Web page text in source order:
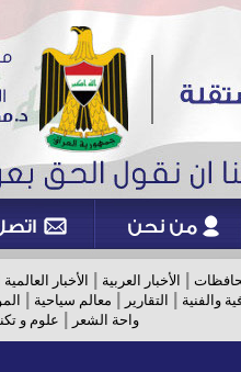
الأخبار العربية الأخبار العالمية
والفنية التقارير معالم سياحية
واحة الشعر
علوم و